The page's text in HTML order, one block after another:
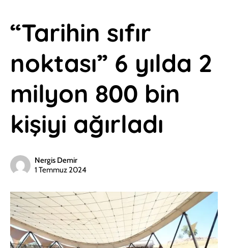
“Tarihin sıfır
noktası” 6 yılda 2
milyon 800 bin
kişiyi ağırladı
Nergis Demir
1 Temmuz 2024